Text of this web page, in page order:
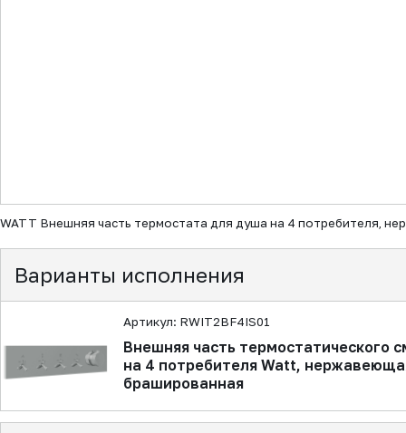
WATT Внешняя часть термостата для душа на 4 потребителя,
Варианты исполнения
Артикул: RWIT2BF4IS01
Внешняя часть термостатического
на 4 потребителя Watt,
брашированная